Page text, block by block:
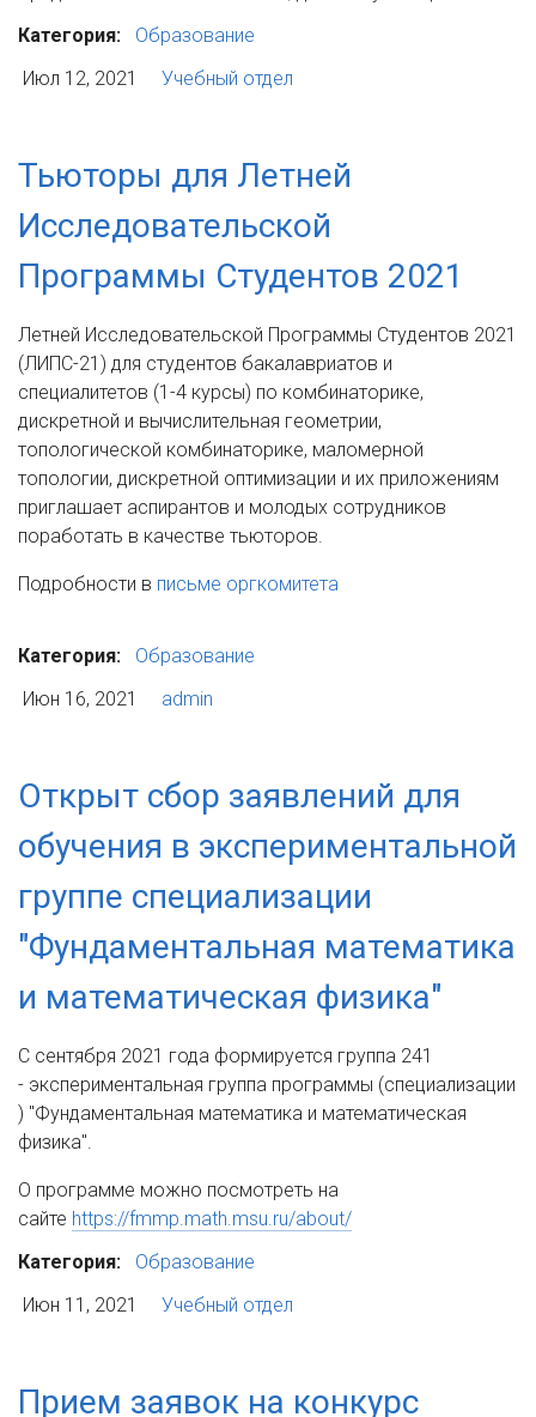
Категория:
Образование
Июл 12, 2021
Учебный отдел
Тьюторы для Летней
Исследовательской
Программы Студентов 2021
Летней Исследовательской Программы Студентов 2021
(ЛИПС-21) для студентов бакалавриатов и
специалитетов (1-4 курсы) по комбинаторике,
дискретной и вычислительная геометрии,
топологической комбинаторике, маломерной
топологии, дискретной оптимизации и их приложениям
приглашает аспирантов и молодых сотрудников
поработать в качестве тьюторов.
Подробности в письме оргкомитета
Категория:
Образование
Июн 16, 2021
admin
Открыт сбор заявлений для
обучения в экспериментальной
группе специализации
"Фундаментальная математика
и математическая физика"
С сентября 2021 года формируется группа 241
- экспериментальная группа программы (специализации
) "Фундаментальная математика и математическая
физика".
О программе можно посмотреть на
сайте https://fmmp.math.msu.ru/about/
Категория:
Образование
Июн 11, 2021
Учебный отдел
Прием заявок на конкурс